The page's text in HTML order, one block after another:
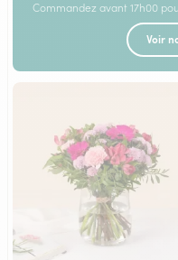
Commandez avant 17h00
Voir